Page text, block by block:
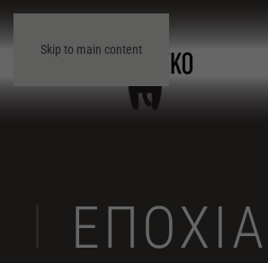
Skip to main content